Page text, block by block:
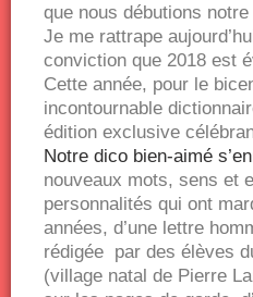
que nous débutions
Je me rattrape
conviction que 2018 est
Cette année, pour le
incontournable
édition exclusive
Notre dico bien-aimé
nouveaux mots, sens et
personnalités qui ont
années, d’une lettre
rédigée par des élèves
(village natal de Pierre